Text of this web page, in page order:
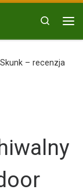
Search
– recenzja